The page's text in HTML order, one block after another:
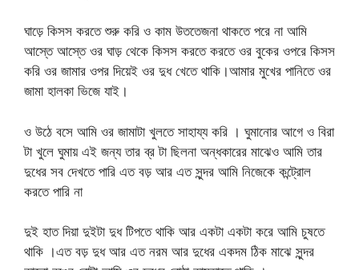
ঘাড়ে কিসস করতে শুরু করি ও কাম উততেজনা থাকতে পরে না আমি
আস্তে আস্তে ওর ঘাড় থেকে কিসস করতে করতে ওর বুকের ওপরে কিসস
করি ওর জামার ওপর দিয়েই ওর দুধ খেতে থাকি।আমার মুখের পানিতে ওর
জামা হালকা ভিজে যাই।
ও উঠে বসে আমি ওর জামাটা খুলতে সাহায্য করি । ঘুমানোর আগে ও বিরা
টা খুলে ঘুমায় এই জন্য তার ব্র টা ছিলনা অন্ধকারের মাঝেও আমি তার
দুধের সব দেখতে পারি এত বড় আর এত সুন্দর আমি নিজেকে কন্ট্রোল
করতে পারি না
দুই হাত দিয়া দুইটা দুধ টিপতে থাকি আর একটা একটা করে আমি চুষতে
থাকি ।এত বড় দুধ আর এত নরম আর দুধের একদম ঠিক মাঝে সুন্দর